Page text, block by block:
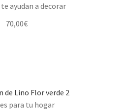
ayudan a decorar
70,00€
de Lino Flor verde 2
para tu hogar